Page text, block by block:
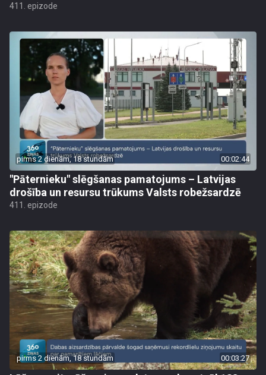
411. epizode
pirms 2 dienām, 18 stundām 00:02:44
"Pāternieku" slēgšanas pamatojums – Latvijas
drošība un resursu trūkums Valsts robežsardzē
411. epizode
pirms 2 dienām, 18 stundām 00:03:27